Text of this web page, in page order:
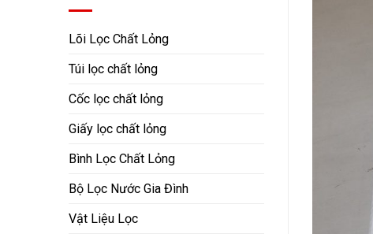
Lõi Lọc Chất Lỏng
Túi lọc chất lỏng
Cốc lọc chất lỏng
Giấy lọc chất lỏng
Bình Lọc Chất Lỏng
Bộ Lọc Nước Gia Đình
Vật Liệu Lọc